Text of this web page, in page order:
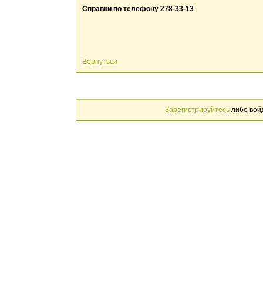
Справки по телефону 278-33-13
Вернуться
Зарегистрируйтесь либо